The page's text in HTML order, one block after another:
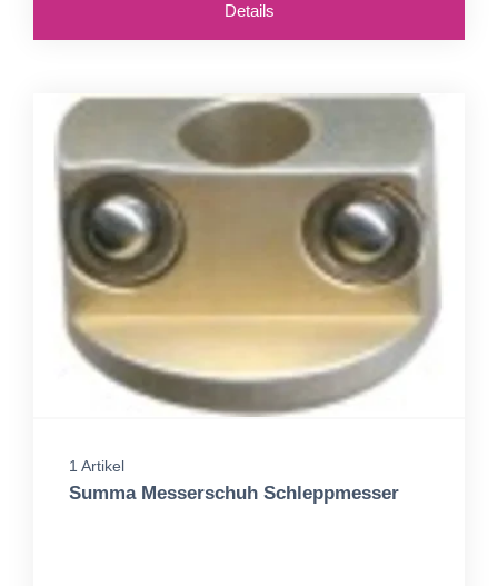
Details
1 Artikel
Summa Messerschuh Schleppmesser